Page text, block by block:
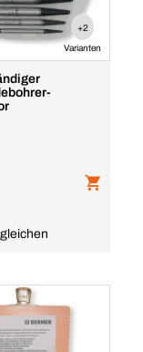
+2
Varianten